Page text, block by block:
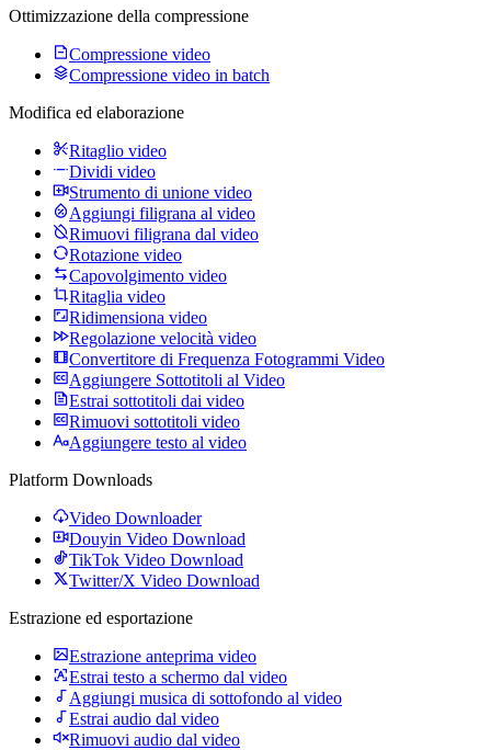
Ottimizzazione della compressione
Compressione video
Compressione video in batch
Modifica ed elaborazione
Ritaglio video
Dividi video
Strumento di unione video
Aggiungi filigrana al video
Rimuovi filigrana dal video
Rotazione video
Capovolgimento video
Ritaglia video
Ridimensiona video
Regolazione velocità video
Convertitore di Frequenza Fotogrammi Video
Aggiungere Sottotitoli al Video
Estrai sottotitoli dai video
Rimuovi sottotitoli video
Aggiungere testo al video
Platform Downloads
Video Downloader
Douyin Video Download
TikTok Video Download
Twitter/X Video Download
Estrazione ed esportazione
Estrazione anteprima video
Estrai testo a schermo dal video
Aggiungi musica di sottofondo al video
Estrai audio dal video
Rimuovi audio dal video